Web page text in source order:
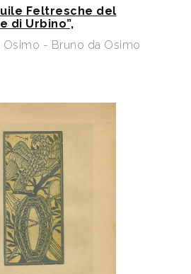
Feltresche del
di Urbino”,
Osimo - Bruno da Osimo